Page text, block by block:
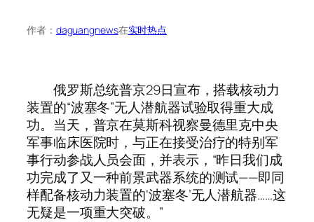
作者： daguangnews在实时热点
俄罗斯总统普京29日宣布，搭载核动力
装置的“波塞冬”无人潜航器试验取得重大成
功。当天，普京在莫斯科视察曼德里克中央
军事临床医院时，与正在接受治疗的特别军
事行动参战人员会面，并表示，“昨日我们成
功完成了又一种前景武器系统的测试——即同
样配备核动力装置的‘波塞冬’无人潜航器……这
无疑是一项重大突破。”